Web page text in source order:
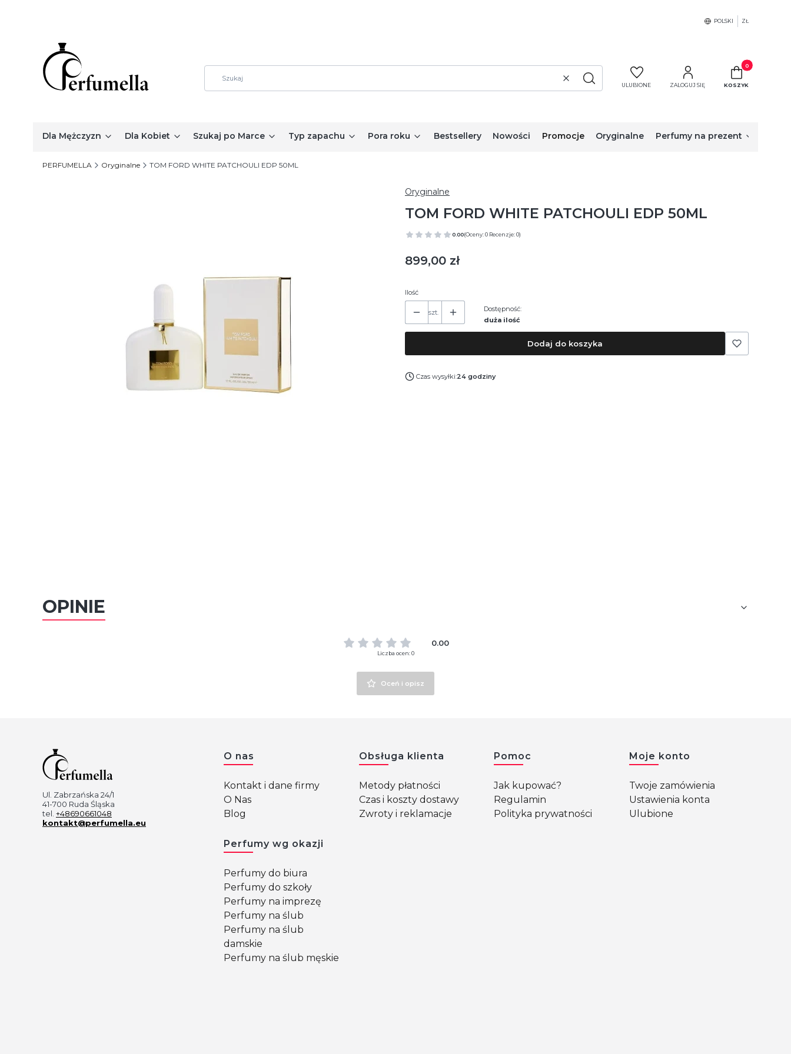
POLSKI ZŁ
WyczyśćSzukaj ULUBIONE ZALOGUJ SIĘ
Produkty w
KOSZYK
Dla Mężczyzn Dla Kobiet Szukaj po Marce Typ zapachu Pora roku Bestsellery Nowości Promocje Oryginalne Perfumy na prezent
PERFUMELLA Oryginalne TOM FORD WHITE PATCHOULI EDP 50ML
Oryginalne
TOM FORD WHITE PATCHOULI EDP 50ML
0.00(Oceny: 0 Recenzje: 0)
Cena
899,00 zł
Ilość
szt.
Dostępność:
duża ilość
Dodaj do koszyka
Czas wysyłki:24 godziny
OPINIE
0.00
Liczba ocen: 0
Oceń i opisz
Ul. Zabrzańska 24/1
41-700 Ruda Śląska
tel. +48690661048
kontakt@perfumella.eu
Linki w stopce
O nas
Kontakt i dane firmy
O Nas
Blog
Obsługa klienta
Metody płatności
Czas i koszty dostawy
Zwroty i reklamacje
Pomoc
Jak kupować?
Regulamin
Polityka prywatności
Moje konto
Twoje zamówienia
Ustawienia konta
Ulubione
Perfumy wg okazji
Perfumy do biura
Perfumy do szkoły
Perfumy na imprezę
Perfumy na ślub
Perfumy na ślub
damskie
Perfumy na ślub męskie